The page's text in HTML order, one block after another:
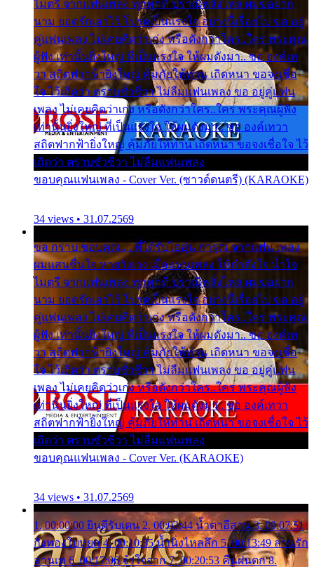
ไมตรี จากแฟนเพลง ทุกทุกที่ ปราณีหลั่งไหล ผมขอฝาก
นาม ยอดรักเอาไว้ โปรดเป็นแรงใจ อย่างนี้เรื่อยไป ขอ อยู่
คู่แฟนเพลง ไม่เคยคิดว่าเก่ง หรือดังกว่าใคร..ใคร พระคุณ
ผู้ฟัง เท่านั้นยิ่งใหญ่ ที่เป็นแรงใจ ให้ผมดังมา.. ขอ องค์เท
วา สถิตฟากฟ้ายิ่งใหญ่ คุ้มภัยให้ท่าน เถิดหนา ขอจงเชื่อ
ใจ ไว้เถิดว่า ตราบชั่วชีวา ไม่ลืมแฟนเพลง ขอ อยู่คู่แฟน
เพลง ไม่เคยคิดว่าเก่ง หรือดังกว่าใคร..ใคร พระคุณผู้ฟัง
เท่านั้นยิ่งใหญ่ ที่เป็นแรงใจ ให้ผมดังมา.. ขอ องค์เทวา
สถิตฟากฟ้ายิ่งใหญ่ คุ้มภัยให้ท่าน เถิดหนา ขอจงเชื่อใจ ไว้
เถิดว่า ตราบชั่วชีวา ไม่ลืมแฟนเพลง
ขอบคุณแฟนเพลง - Cover Ver. (ซาวด์ดนตรี) (KARAOKE)
34 views • 31.07.2569
ขอ กราบ ขอบคุณ.... ที่ได้รับไออุ่น การุณ จากแฟน เพลง
ผมแสนชื่นใจ หายวังเวง เมื่อแฟนเพลง ให้กำลังใจ น้ำใจ
ไมตรี จากแฟนเพลง ทุกทุกที่ ปราณีหลั่งไหล ผมขอฝาก
นาม ยอดรักเอาไว้ โปรดเป็นแรงใจ อย่างนี้เรื่อยไป ขอ อยู่
คู่แฟนเพลง ไม่เคยคิดว่าเก่ง หรือดังกว่าใคร..ใคร พระคุณ
ผู้ฟัง เท่านั้นยิ่งใหญ่ ที่เป็นแรงใจ ให้ผมดังมา.. ขอ องค์เท
วา สถิตฟากฟ้ายิ่งใหญ่ คุ้มภัยให้ท่าน เถิดหนา ขอจงเชื่อ
ใจ ไว้เถิดว่า ตราบชั่วชีวา ไม่ลืมแฟนเพลง ขอ อยู่คู่แฟน
เพลง ไม่เคยคิดว่าเก่ง หรือดังกว่าใคร..ใคร พระคุณผู้ฟัง
เท่านั้นยิ่งใหญ่ ที่เป็นแรงใจ ให้ผมดังมา.. ขอ องค์เทวา
สถิตฟากฟ้ายิ่งใหญ่ คุ้มภัยให้ท่าน เถิดหนา ขอจงเชื่อใจ ไว้
เถิดว่า ตราบชั่วชีวา ไม่ลืมแฟนเพลง
ขอบคุณแฟนเพลง - Cover Ver. (KARAOKE)
34 views • 31.07.2569
1. 00:00:00 ยินดีรับเดน 2. 00:03:44 น้ำตาอีสาน 3. 00:07:51
กิ่งทองใบหยก 4. 00:10:35 น้ำนิ่งไหลลึก 5. 00:13:49 ลานรัก
ลานเท 6. 00:17:06 จำใจจาก 7. 00:20:53 คืนฝนตก 8.